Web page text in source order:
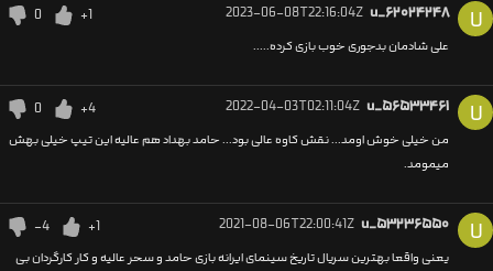
U u_۶۲۰۲۴۲۴۸ 2023-06-08T22:16:04Z
+1
0
علی شادمان بدجوری خوب بازی کرده.....
U u_۵۶۵۳۳۴۶۱ 2022-04-03T02:11:04Z
+4
0
من خیلی خوش اومد... نقش کاوه عالی بود... حامد بهداد هم عالیه این تیپ خیلی بهش
میمومد.
U u_۵۳۲۳۶۵۵۰ 2021-08-06T22:00:41Z
+1
-4
یعنی واقعا بهترین سریال تاریخ سینمای ایرانه بازی حامد و سحر عالیه و کار کارگردان بی